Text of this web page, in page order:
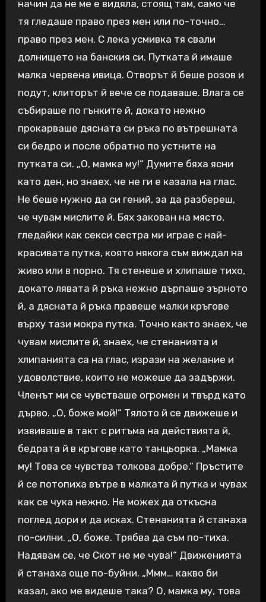
начин да не ме е видяла, стоящ там, само че
тя гледаше право през мен или по-точно…
право през мен. С лека усмивка тя свали
долнището на банския си. Путката й имаше
малка червена ивица. Отворът й беше розов и
подут, клиторът й вече се подаваше. Влага се
събираше по гънките й, докато нежно
прокарваше дясната си ръка по вътрешната
си бедро и после обратно по устните на
путката си. „О, мамка му!“ Думите бяха ясни
като ден, но знаех, че не ги е казала на глас.
Не беше нужно да си гений, за да разбереш,
че чувам мислите й. Бях закован на място,
гледайки как секси сестра ми играе с най-
красивата путка, която някога съм виждал на
живо или в порно. Тя стенеше и хлипаше тихо,
докато лявата й ръка нежно дърпаше зърното
й, а дясната й ръка правеше малки кръгове
върху тази мокра путка. Точно както знаех, че
чувам мислите й, знаех, че стенанията и
хлипанията са на глас, изрази на желание и
удоволствие, които не можеше да задържи.
Членът ми се чувстваше огромен и твърд като
дърво. „О, боже мой!“ Тялото й се движеше и
извиваше в такт с ритъма на действията й,
бедрата й в кръгове като танцьорка. „Мамка
му! Това се чувства толкова добре.“ Пръстите
й се потопиха вътре в малката й путка и чувах
как се чука нежно. Не можех да откъсна
поглед дори и да исках. Стенанията й станаха
по-силни. „О, боже. Трябва да съм по-тиха.
Надявам се, че Скот не ме чува!“ Движенията
й станаха още по-буйни. „Ммм… какво би
казал, ако ме видеше така? О, мамка му, това